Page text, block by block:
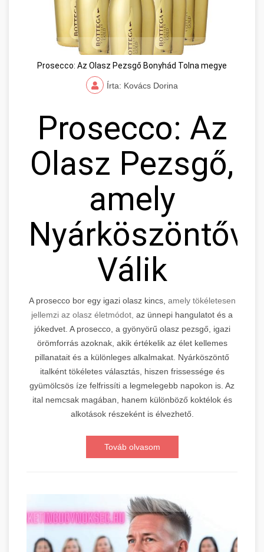
Prosecco: Az Olasz Pezsgő Bonyhád Tolna megye
Írta: Kovács Dorina
Prosecco: Az
Olasz Pezsgő,
amely
Nyárköszöntővé
Válik
A prosecco bor egy igazi olasz kincs, amely tökéletesen
jellemzi az olasz életmódot, az ünnepi hangulatot és a
jókedvet. A prosecco, a gyönyörű olasz pezsgő, igazi
örömforrás azoknak, akik értékelik az élet kellemes
pillanatait és a különleges alkalmakat. Nyárköszöntő
italként tökéletes választás, hiszen frissessége és
gyümölcsös íze felfrissíti a legmelegebb napokon is. Az
ital nemcsak magában, hanem különböző koktélok és
alkotások részeként is élvezhető.
Továb olvasom